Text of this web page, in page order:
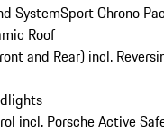
SystemSport Chrono
Roof
and Rear) incl.
incl. Porsche Active